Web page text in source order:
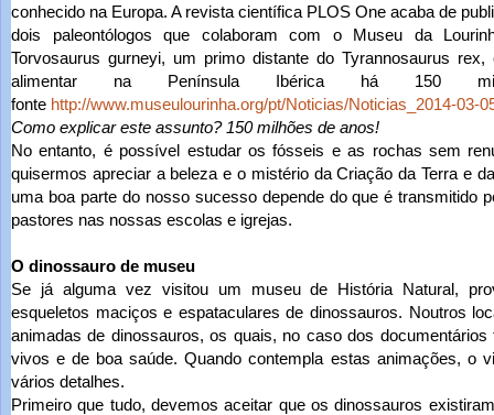
conhecido na Europa. A revista científica PLOS One acaba de
dois paleontólogos que colaboram com o Museu da
Torvosaurus gurneyi, um primo distante do Tyrannosaurus
alimentar na Península Ibérica há 150
fonte http://www.museulourinha.org/pt/Noticias/Noticias_2014-03-
Como explicar este assunto? 150 milhões de anos!
No entanto, é possível estudar os fósseis e as rochas sem
quisermos apreciar a beleza e o mistério da Criação da Terra e
uma boa parte do nosso sucesso depende do que é transmitido
pastores nas nossas escolas e igrejas.
O dinossauro de museu
Se já alguma vez visitou um museu de História Natural,
esqueletos maciços e espataculares de dinossauros. Noutros
animadas de dinossauros, os quais, no caso dos
vivos e de boa saúde. Quando contempla estas animações, o
vários detalhes.
Primeiro que tudo, devemos aceitar que os dinossauros